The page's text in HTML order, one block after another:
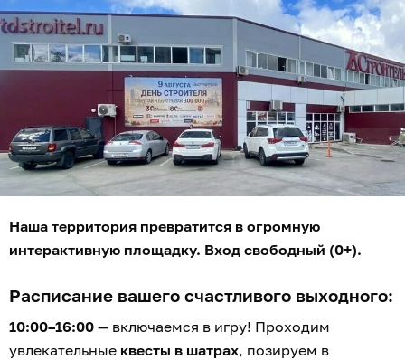
Наша территория превратится в огромную
интерактивную площадку. Вход свободный (0+).
Расписание вашего счастливого выходного:
10:00–16:00 — включаемся в игру! Проходим
увлекательные квесты в шатрах, позируем в